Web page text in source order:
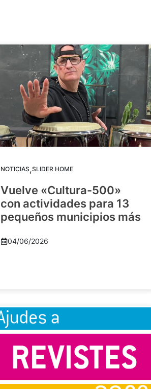
NOTICIAS,SLIDER HOME
Vuelve «Cultura-500»
con actividades para 13
pequeños municipios más
04/06/2026